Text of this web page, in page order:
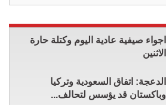
اجواء صيفية عادية اليوم وكتلة حارة
الاثنين
الدعجة: اتفاق السعودية وتركيا
وباكستان قد يؤسس لتحالف...